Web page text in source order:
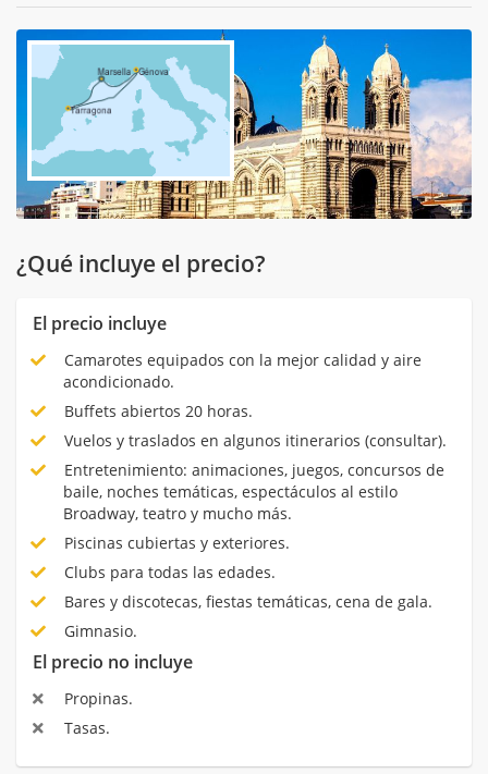
¿Qué incluye el precio?
El precio incluye
Camarotes equipados con la mejor calidad y aire
acondicionado.
Buffets abiertos 20 horas.
Vuelos y traslados en algunos itinerarios (consultar).
Entretenimiento: animaciones, juegos, concursos de
baile, noches temáticas, espectáculos al estilo
Broadway, teatro y mucho más.
Piscinas cubiertas y exteriores.
Clubs para todas las edades.
Bares y discotecas, fiestas temáticas, cena de gala.
Gimnasio.
El precio no incluye
Propinas.
Tasas.